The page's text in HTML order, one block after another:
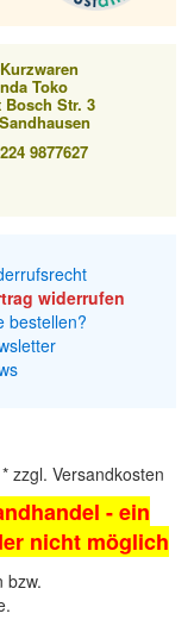
Toko
Bosch Str. 3
9877627
widerrufen
bestellen?
* zzgl. Versandkosten
- ein
nicht möglich
bzw.